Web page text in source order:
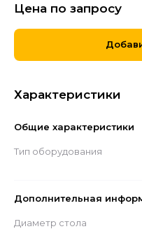
Цена по запросу
Характеристики
Общие характеристики
Тип оборудования
Дополнительная
Диаметр стола